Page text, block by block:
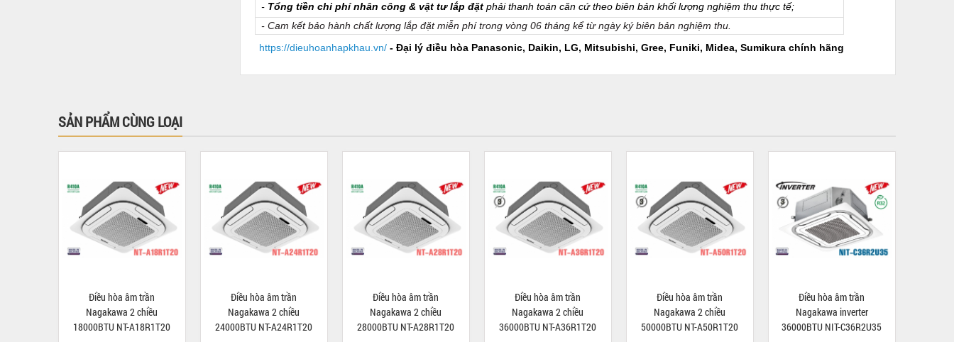
- Tổng tiền chi phí nhân công & vật tư lắp đặt phải thanh toán căn cứ theo biên bản khối lượng nghiệm thu thực tế;
- Cam kết bảo hành chất lượng lắp đặt miễn phí trong vòng 06 tháng kể từ ngày ký biên bản nghiệm thu.
https://dieuhoanhapkhau.vn/ - Đại lý điều hòa Panasonic, Daikin, LG, Mitsubishi, Gree, Funiki, Midea, Sumikura chính hãng
SẢN PHẨM CÙNG LOẠI
Điều hòa âm trần
Nagakawa 2 chiều
18000BTU NT-A18R1T20
Điều hòa âm trần
Nagakawa 2 chiều
24000BTU NT-A24R1T20
Điều hòa âm trần
Nagakawa 2 chiều
28000BTU NT-A28R1T20
Điều hòa âm trần
Nagakawa 2 chiều
36000BTU NT-A36R1T20
Điều hòa âm trần
Nagakawa 2 chiều
50000BTU NT-A50R1T20
Điều hòa âm trần
Nagakawa inverter
36000BTU NIT-C36R2U35